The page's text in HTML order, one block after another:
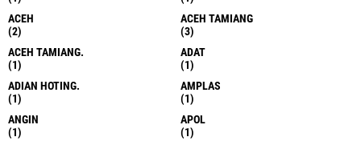
ACEH
(2)
ACEH TAMIANG
(3)
ACEH TAMIANG.
(1)
ADAT
(1)
ADIAN HOTING.
(1)
AMPLAS
(1)
ANGIN
(1)
APOL
(1)